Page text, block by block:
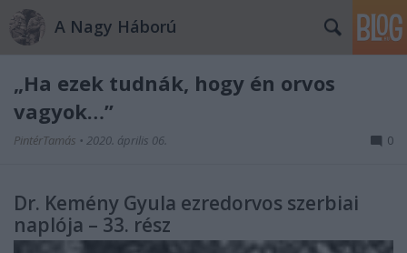
A Nagy Háború
„Ha ezek tudnák, hogy én orvos
vagyok…”
PintérTamás • 2020. április 06. 0
Dr. Kemény Gyula ezredorvos szerbiai
naplója – 33. rész